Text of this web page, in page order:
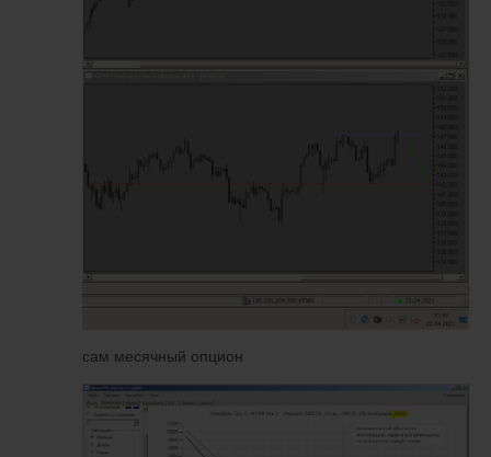
сам месячный опцион